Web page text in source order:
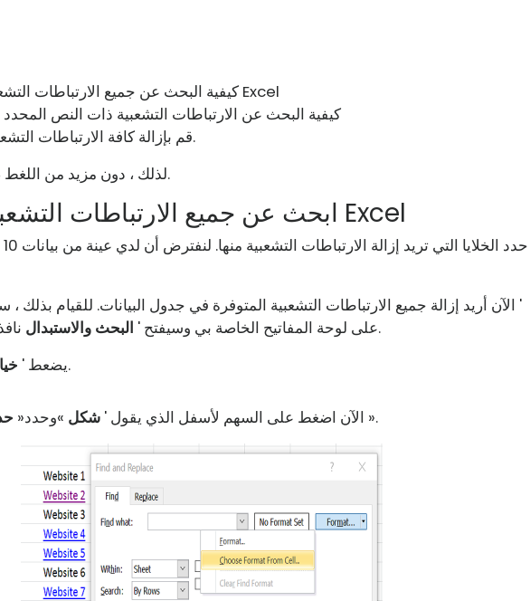
كيفية البحث عن جميع الارتباطات التشعبية وإزالتها في Excel
كيفية البحث عن الارتباطات التشعبية ذات النص المحدد
قم بإزالة كافة الارتباطات التشعبية دفعة واحدة.
لذلك ، دون مزيد من اللغط ، دعنا ننتقل إلى الأمر.
ابحث عن جميع الارتباطات التشعبية وأزلها في Excel
الآن أريد إزالة جميع الارتباطات التشعبية المتوفرة في جدول البيانات. للقيام بذلك ، سوف أقوم بالنقر فوق '
على لوحة المفاتيح الخاصة بي وسيفتح ' البحث والاستبدال
نافذة الحوار.
يضعط 'الزر في الأسفل.
الآن اضغط على السهم لأسفل الذي يقول ' شكل »وحدد« ».